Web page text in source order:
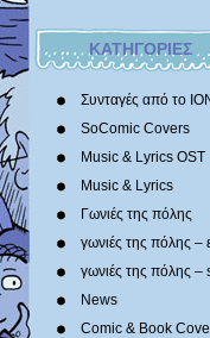
ΚΑΤΗΓΟΡΙΕΣ
Συνταγές από το
SoComic Covers
Music & Lyrics OST
Music & Lyrics
Γωνιές της πόλης
γωνιές της πόλης –
γωνιές της πόλης
News
Comic & Book